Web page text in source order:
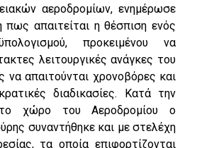
αεροδρομίων, ενημέρωσε
πως απαιτείται η θέσπιση ενός
προκειμένου να
λειτουργικές ανάγκες του
να απαιτούνται χρονοβόρες και
διαδικασίες. Κατά την
χώρο του Αεροδρομίου ο
συναντήθηκε και με στελέχη
τα οποία επιφορτίζονται